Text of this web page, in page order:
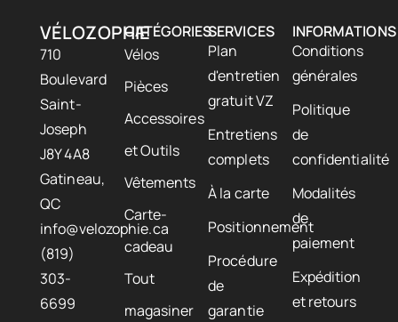
VÉLOZOPHIE
710
Boulevard
Saint-
Joseph
J8Y 4A8
Gatineau,
QC
info@velozophie.ca
(819)
303-
6699
CATÉGORIES
Vélos
Pièces
Accessoires
et Outils
Vêtements
Carte-
cadeau
Tout
magasiner
SERVICES
Plan
d'entretien
gratuit VZ
Entretiens
complets
À la carte
Positionnement
Procédure
de
garantie
INFORMATIONS
Conditions
générales
Politique
de
confidentialité
Modalités
de
paiement
Expédition
et retours